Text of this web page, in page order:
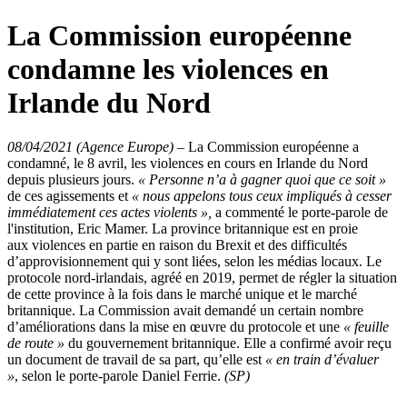
La Commission européenne
condamne les violences en
Irlande du Nord
08/04/2021 (Agence Europe) – La Commission européenne a
condamné, le 8 avril, les violences en cours en Irlande du Nord
depuis plusieurs jours. « Personne n’a à gagner quoi que ce soit »
de ces agissements et « nous appelons tous ceux impliqués à cesser
immédiatement ces actes violents », a commenté le porte-parole de
l'institution, Eric Mamer. La province britannique est en proie
aux violences en partie en raison du Brexit et des difficultés
d’approvisionnement qui y sont liées, selon les médias locaux. Le
protocole nord-irlandais, agréé en 2019, permet de régler la situation
de cette province à la fois dans le marché unique et le marché
britannique. La Commission avait demandé un certain nombre
d’améliorations dans la mise en œuvre du protocole et une « feuille
de route » du gouvernement britannique. Elle a confirmé avoir reçu
un document de travail de sa part, qu’elle est « en train d’évaluer
», selon le porte-parole Daniel Ferrie. (SP)